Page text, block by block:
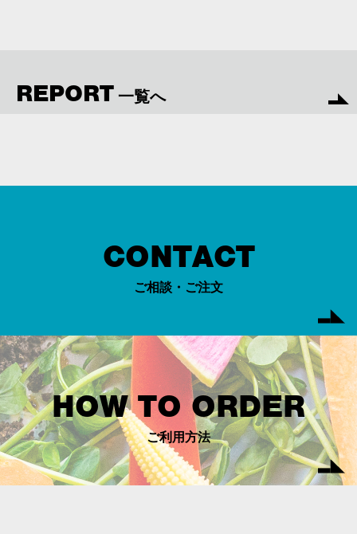
REPORT 一覧へ
CONTACT
ご相談・ご注文
HOW TO ORDER
ご利用方法